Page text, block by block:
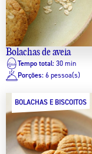
Bolachas de aveia
Tempo total: 30 min
Porções: 6 pessoa(s)
BOLACHAS E BISCOITOS